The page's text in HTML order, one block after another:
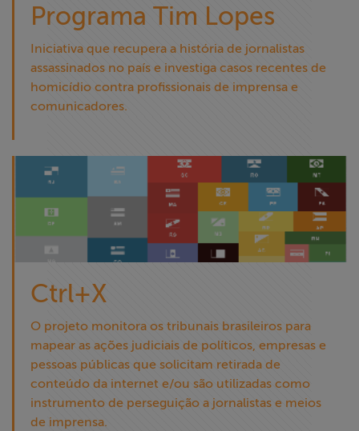
Programa Tim Lopes
Iniciativa que recupera a história de jornalistas
assassinados no país e investiga casos recentes de
homicídio contra profissionais de imprensa e
comunicadores.
Ctrl+X
O projeto monitora os tribunais brasileiros para
mapear as ações judiciais de políticos, empresas e
pessoas públicas que solicitam retirada de
conteúdo da internet e/ou são utilizadas como
instrumento de perseguição a jornalistas e meios
de imprensa.